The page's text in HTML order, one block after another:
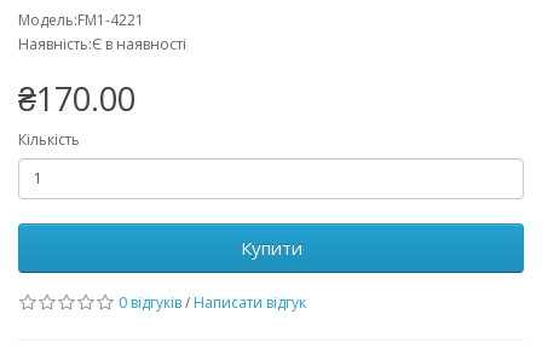
Модель:FM1-4221
Наявність:Є в наявності
₴170.00
Кількість
Купити
0 відгуків/ Написати відгук